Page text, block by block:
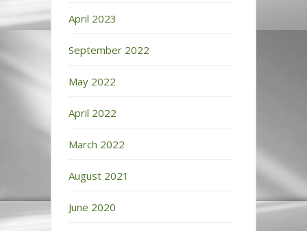
April 2023
September 2022
May 2022
April 2022
March 2022
August 2021
June 2020